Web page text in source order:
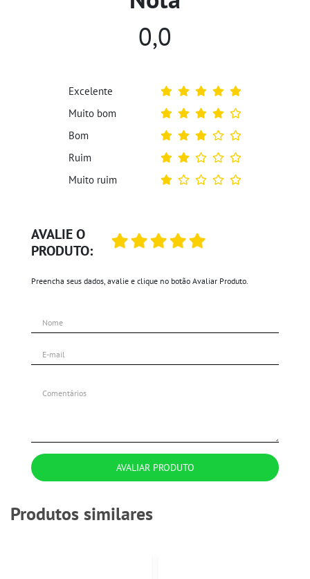
AVALIE O
PRODUTO:
Preencha seus dados, avalie e clique no botão Avaliar Produto.
AVALIAR PRODUTO
0,0
Excelente
Muito bom
Bom
Ruim
Muito ruim
Produtos similares